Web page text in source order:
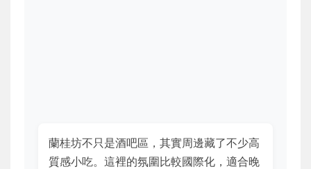
蘭桂坊不只是酒吧區，其實周邊藏了不少高
質感小吃。這裡的氛圍比較國際化，適合晚